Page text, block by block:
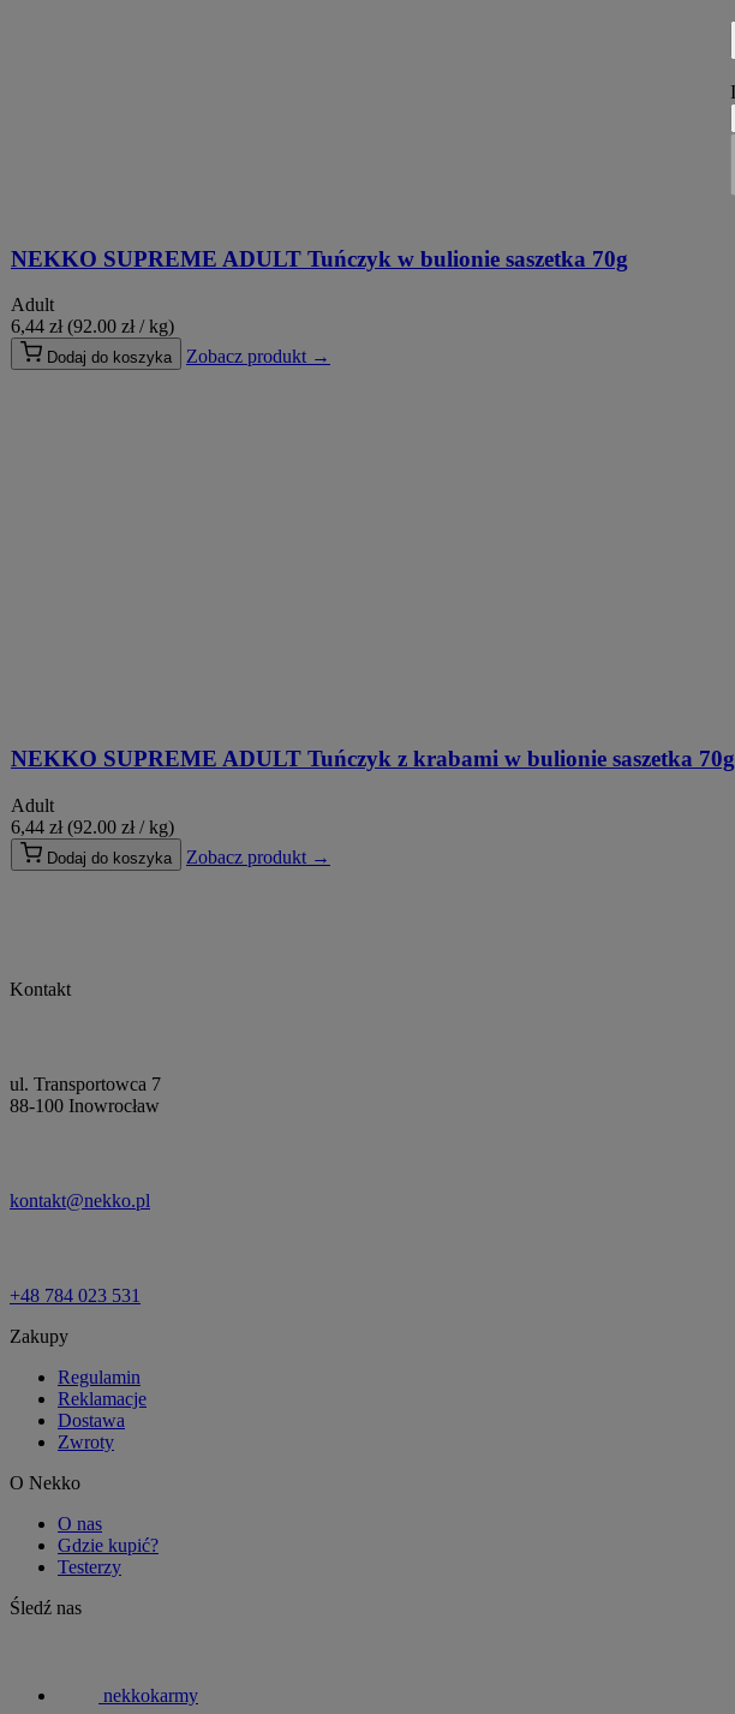
NEKKO SUPREME ADULT Tuńczyk w bulionie saszetka 70g
Adult
6,44 zł (92.00 zł / kg)
Dodaj do koszyka Zobacz produkt →
NEKKO SUPREME ADULT Tuńczyk z krabami w bulionie saszetka 70g
Adult
6,44 zł (92.00 zł / kg)
Dodaj do koszyka Zobacz produkt →
Kontakt
ul. Transportowca 7
88-100 Inowrocław
kontakt@nekko.pl
+48 784 023 531
Zakupy
Regulamin
Reklamacje
Dostawa
Zwroty
O Nekko
O nas
Gdzie kupić?
Testerzy
Śledź nas
nekkokarmy